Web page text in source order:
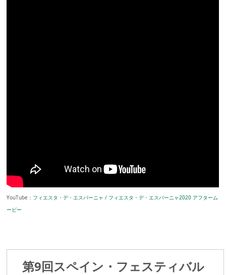
YouTube： フィエスタ・デ・エスパーニャ / フィエスタ・デ・エスパーニャ2020 アフターム
ービー
第9回スペイン・フェスティバル